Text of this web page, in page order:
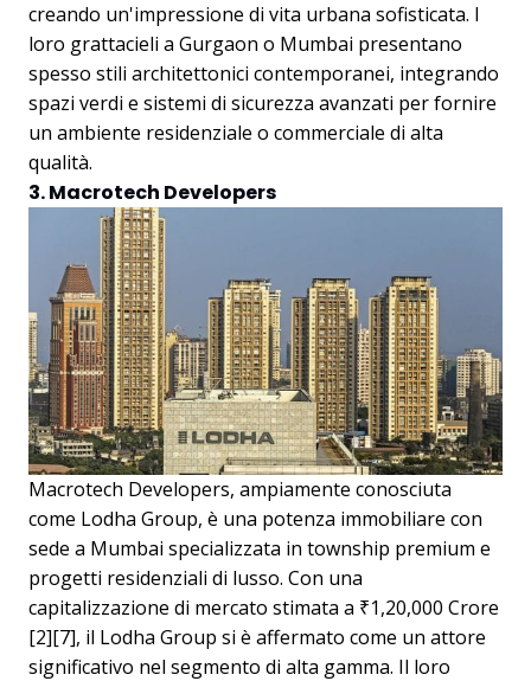
creando un'impressione di vita urbana sofisticata. I
loro grattacieli a Gurgaon o Mumbai presentano
spesso stili architettonici contemporanei, integrando
spazi verdi e sistemi di sicurezza avanzati per fornire
un ambiente residenziale o commerciale di alta
qualità.
3. Macrotech Developers
Macrotech Developers, ampiamente conosciuta
come Lodha Group, è una potenza immobiliare con
sede a Mumbai specializzata in township premium e
progetti residenziali di lusso. Con una
capitalizzazione di mercato stimata a ₹1,20,000 Crore
[2][7], il Lodha Group si è affermato come un attore
significativo nel segmento di alta gamma. Il loro